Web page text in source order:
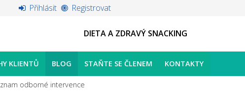
Přihlásit Registrovat
DIETA A ZDRAVÝ SNACKING
KLIENTŮ BLOG STAŇTE SE ČLENEM KONTAKTY
odborné intervence